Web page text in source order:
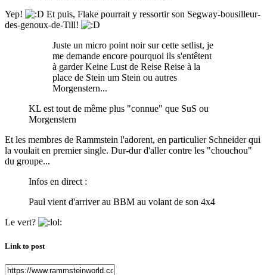
Yep!
Et puis, Flake pourrait y ressortir son Segway-bousilleur-
des-genoux-de-Till!
Juste un micro point noir sur cette setlist, je
me demande encore pourquoi ils s'entêtent
à garder Keine Lust de Reise Reise à la
place de Stein um Stein ou autres
Morgenstern...
KL est tout de même plus "connue" que SuS ou
Morgenstern
Et les membres de Rammstein l'adorent, en particulier Schneider qui
la voulait en premier single. Dur-dur d'aller contre les "chouchou"
du groupe...
Infos en direct :
Paul vient d'arriver au BBM au volant de son 4x4
Le vert?
Link to post